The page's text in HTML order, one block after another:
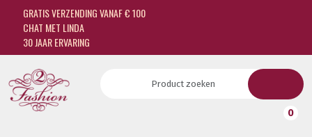
GRATIS VERZENDING VANAF € 100
CHAT MET LINDA
30 JAAR ERVARING
0